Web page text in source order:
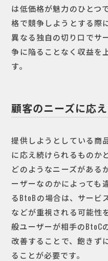
は低価格が魅力のひとつ
格で競争しようとする際
異なる独自の切り口でサ
争に陥ることなく収益を
す。
顧客のニーズに応
提供しようとしている商
に応え続けられるものか
どのようなニーズがある
ーザーなのかによっても
るBtoBの場合は、サービ
などが重視される可能性
般ユーザーが相手のBtoC
改善することで、飽きず
ることが必要です。